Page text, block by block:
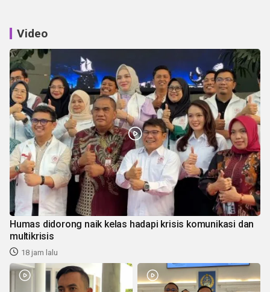
Video
Humas didorong naik kelas hadapi krisis komunikasi dan
multikrisis
18 jam lalu